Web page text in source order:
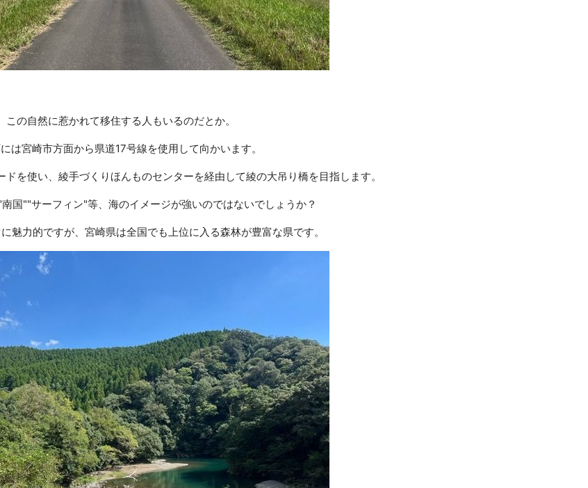
この自然に惹かれて移住する人もいるのだとか。
は宮崎市方面から県道17号線を使用して向かいます。
を使い、綾手づくりほんものセンターを経由して綾の大吊り橋を目指します。
国""サーフィン"等、海のイメージが強いのではないでしょうか？
魅力的ですが、宮崎県は全国でも上位に入る森林が豊富な県です。